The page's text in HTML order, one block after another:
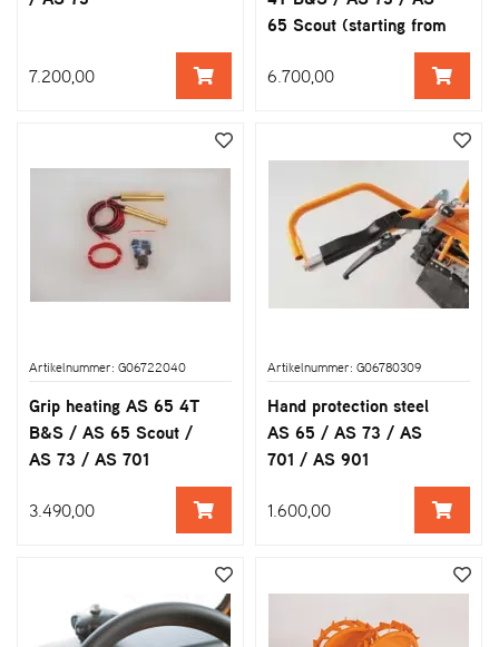
7.200,00
65 Scout (starting from
6.700,00
Artikelnummer: G06722040
Grip heating AS 65 4T
B&S / AS 65 Scout /
AS 73 / AS 701
3.490,00
Artikelnummer: G06780309
Hand protection steel
AS 65 / AS 73 / AS
701 / AS 901
1.600,00